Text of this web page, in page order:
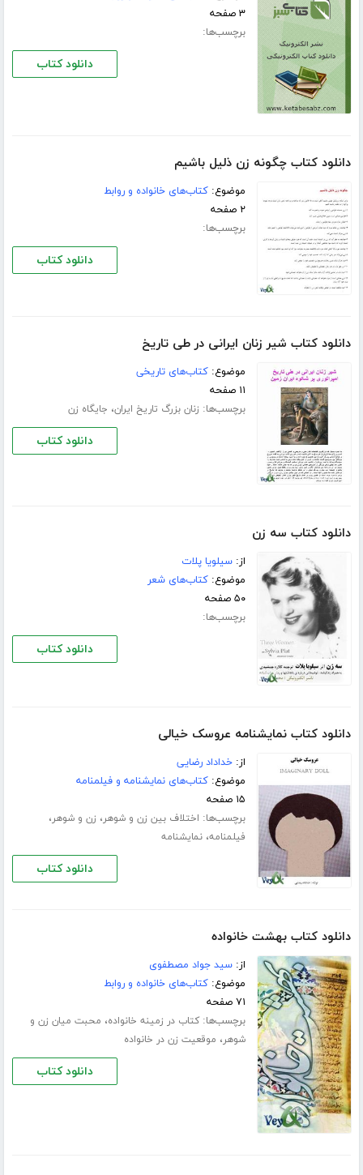
۳ صفحه
برچسب‌ها:
دانلود کتاب
دانلود کتاب چگونه زن ذلیل باشیم
موضوع:کتاب‌های خانواده و روابط
۲ صفحه
برچسب‌ها:
دانلود کتاب
دانلود کتاب شیر زنان ایرانی در طی تاریخ
موضوع:کتاب‌های تاریخی
۱۱ صفحه
برچسب‌ها: زنان بزرگ تاریخ ایران، جایگاه زن
دانلود کتاب
دانلود کتاب سه زن
از:سیلویا پلات
موضوع:کتاب‌های شعر
۵۰ صفحه
برچسب‌ها:
دانلود کتاب
دانلود کتاب نمایشنامه عروسک خیالی
از:خداداد رضایی
موضوع:کتاب‌های نمایشنامه و فیلمنامه
۱۵ صفحه
برچسب‌ها: اختلاف بین زن و شوهر، زن و شوهر،
فیلمنامه،نمایشنامه
دانلود کتاب
دانلود کتاب بهشت خانواده
از:سید جواد مصطفوی
موضوع:کتاب‌های خانواده و روابط
۷۱ صفحه
برچسب‌ها:کتاب در زمینه خانواده، محبت میان زن و
شوهر، موقعیت زن در خانواده
دانلود کتاب